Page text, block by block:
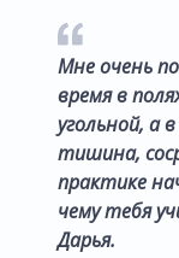
Мне очень
время в
угольной, а
тишина,
практике
чему тебя
Дарья.